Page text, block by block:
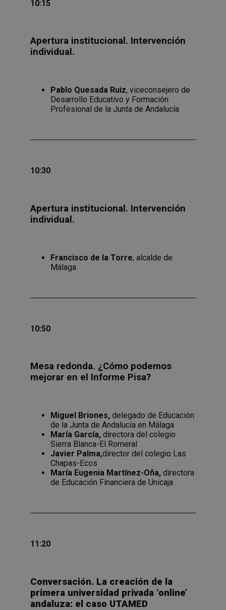
10:15
Apertura institucional. Intervención
individual.
Pablo Quesada Ruiz, viceconsejero de
Desarrollo Educativo y Formación
Profesional de la Junta de Andalucía
10:30
Apertura institucional. Intervención
individual.
Francisco de la Torre, alcalde de
Málaga
10:50
Mesa redonda. ¿Cómo podemos
mejorar en el Informe Pisa?
Miguel Briones, delegado de Educación
de la Junta de Andalucía en Málaga
María García, directora del colegio
Sierra Blanca-El Romeral
Javier Palma,director del colegio Las
Chapas-Ecos
María Eugenia Martínez-Oña, directora
de Educación Financiera de Unicaja
11:20
Conversación. La creación de la
primera universidad privada ‘online’
andaluza: el caso UTAMED